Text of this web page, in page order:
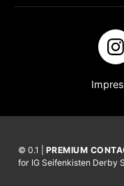
© 0.1 | PREMIUM
for IG Seifenkisten Derby